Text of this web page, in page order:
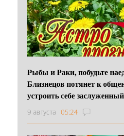
Рыбы и Раки, побудьте
Близнецов потянет к
устроить себе
9 августа 05:24